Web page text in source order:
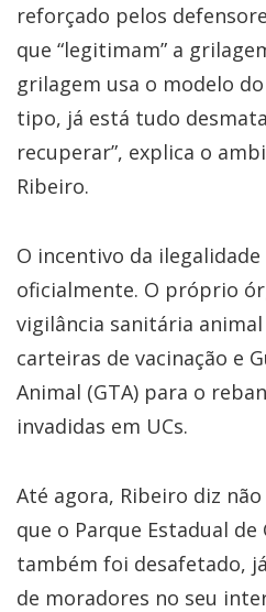
reforçado pelos
que “legitimam” a
grilagem usa o modelo
tipo, já está tudo
recuperar”, explica o
Ribeiro.
O incentivo da
oficialmente. O próprio
vigilância sanitária
carteiras de vacinação e
Animal (GTA) para o
invadidas em UCs.
Até agora, Ribeiro diz
que o Parque Estadual
também foi desafetado,
de moradores no seu